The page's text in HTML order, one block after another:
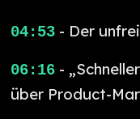
04:53 - Der
06:16 -
über Product-